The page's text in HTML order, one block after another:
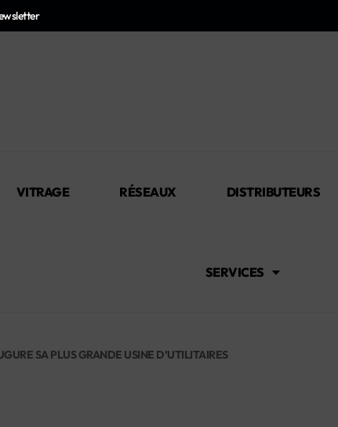
VITRAGE RÉSEAUX DISTRIBUTEURS
SERVICES
SA PLUS GRANDE USINE D’UTILITAIRES